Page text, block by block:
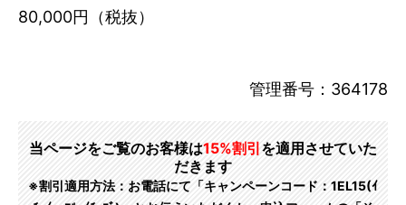
80,000円（税抜）
管理番号：364178
当ページをご覧のお客様は15%割引 を適用させていた
だきます
※割引適用方法：お電話にて「キャンペーンコード：1EL15(ｲ